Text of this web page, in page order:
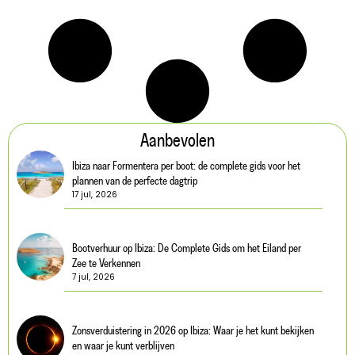
Aanbevolen
Ibiza naar Formentera per boot: de complete gids voor het
plannen van de perfecte dagtrip
17 jul, 2026
Bootverhuur op Ibiza: De Complete Gids om het Eiland per
Zee te Verkennen
7 jul, 2026
Zonsverduistering in 2026 op Ibiza: Waar je het kunt bekijken
en waar je kunt verblijven